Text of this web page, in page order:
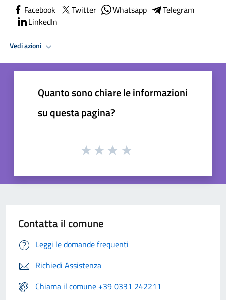
Facebook Twitter Whatsapp
Telegram
LinkedIn
Vedi azioni
Quanto sono chiare le informazioni
su questa pagina?
Contatta il comune
Leggi le domande frequenti
Richiedi Assistenza
Chiama il comune +39 0331 242211